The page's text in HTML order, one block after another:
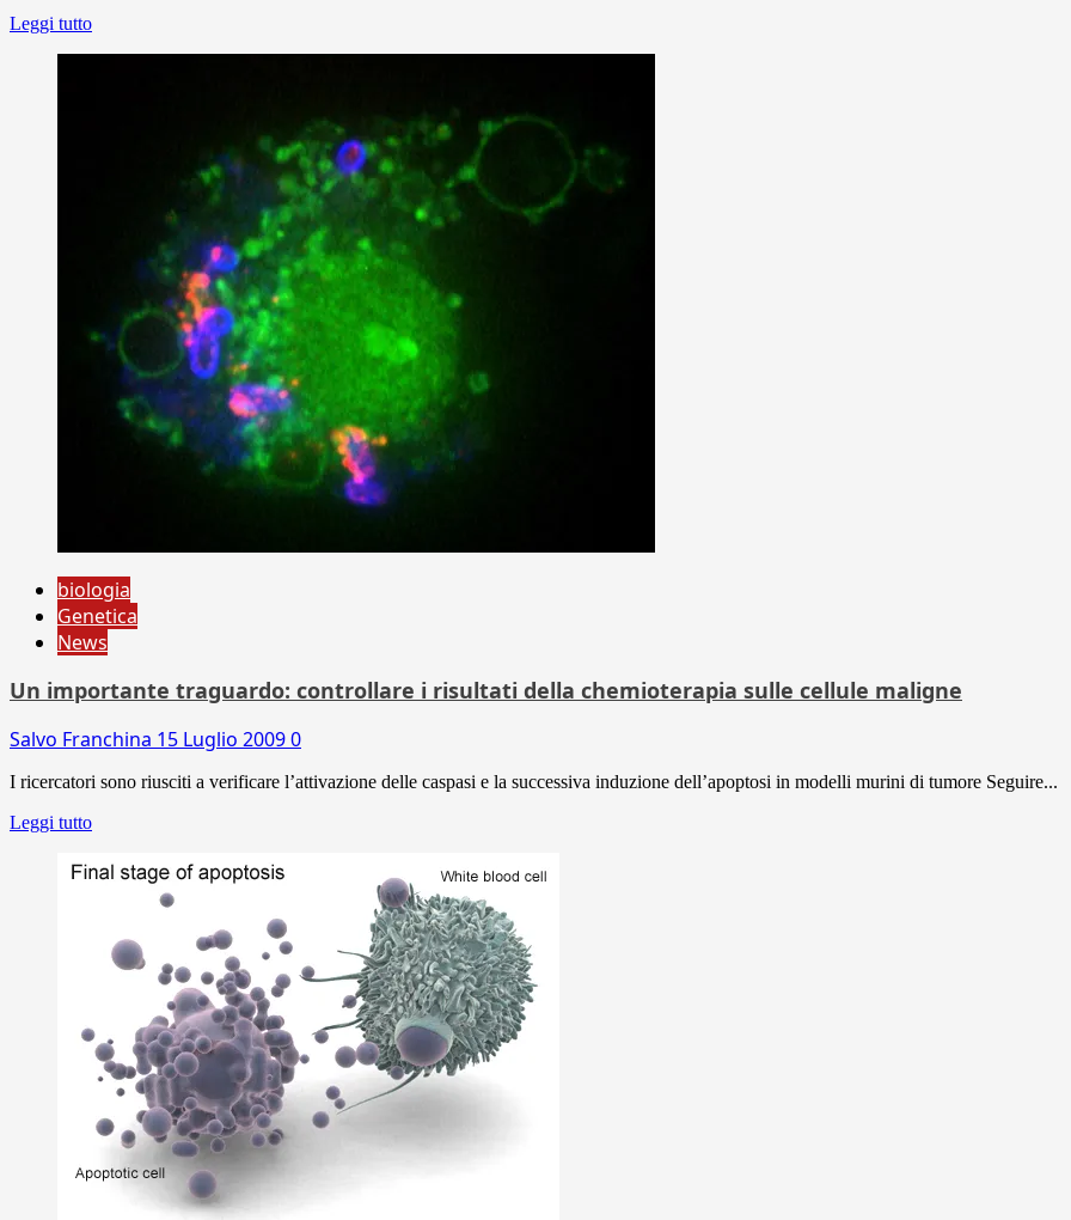
Leggi tutto
biologia
Genetica
News
Un importante traguardo: controllare i risultati della chemioterapia sulle cellule maligne
Salvo Franchina 15 Luglio 20090
I ricercatori sono riusciti a verificare l’attivazione delle caspasi e la successiva induzione dell’apoptosi in modelli murini di tumore Seguire...
Leggi tutto